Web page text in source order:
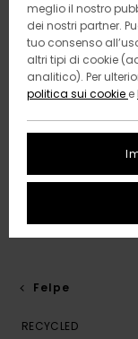
Felpe
RECYCLED
meglio il nostro
dei nostri partner.
tuo consenso
altri tipi di cookie
analitico). Per
politica sui cookie e